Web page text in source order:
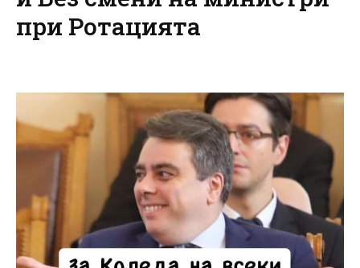
при Ротацията